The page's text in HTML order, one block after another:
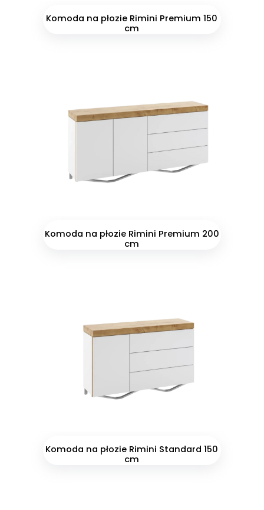
Komoda na płozie Rimini Premium 150
cm
Komoda na płozie Rimini Premium 200
cm
Komoda na płozie Rimini Standard 150
cm